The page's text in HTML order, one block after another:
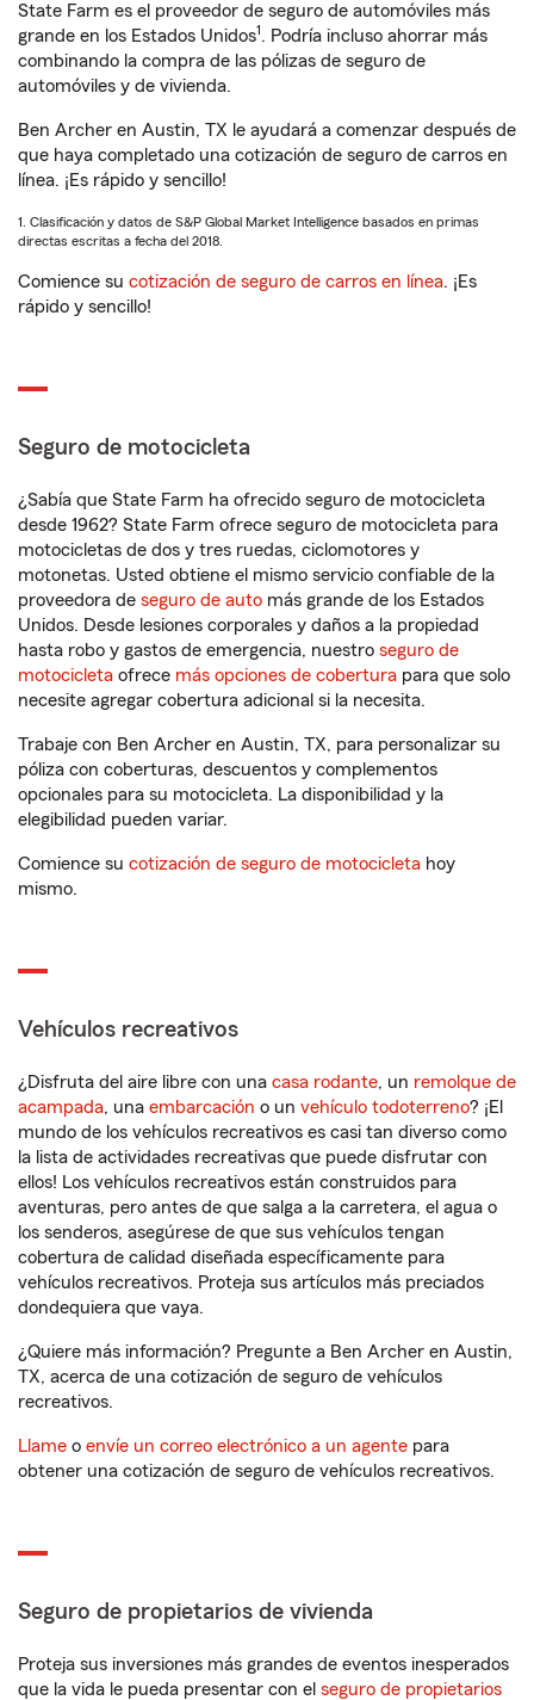
State Farm es el proveedor de seguro de automóviles más
grande en los Estados Unidos1. Podría incluso ahorrar más
combinando la compra de las pólizas de seguro de
automóviles y de vivienda.
Ben Archer en Austin, TX le ayudará a comenzar después de
que haya completado una cotización de seguro de carros en
línea. ¡Es rápido y sencillo!
1. Clasificación y datos de S&P Global Market Intelligence basados en primas
directas escritas a fecha del 2018.
Comience su cotización de seguro de carros en línea. ¡Es
rápido y sencillo!
Seguro de motocicleta
¿Sabía que State Farm ha ofrecido seguro de motocicleta
desde 1962? State Farm ofrece seguro de motocicleta para
motocicletas de dos y tres ruedas, ciclomotores y
motonetas. Usted obtiene el mismo servicio confiable de la
proveedora de seguro de auto más grande de los Estados
Unidos. Desde lesiones corporales y daños a la propiedad
hasta robo y gastos de emergencia, nuestro seguro de
motocicleta ofrece más opciones de cobertura para que solo
necesite agregar cobertura adicional si la necesita.
Trabaje con Ben Archer en Austin, TX, para personalizar su
póliza con coberturas, descuentos y complementos
opcionales para su motocicleta. La disponibilidad y la
elegibilidad pueden variar.
Comience su cotización de seguro de motocicleta hoy
mismo.
Vehículos recreativos
¿Disfruta del aire libre con una casa rodante, un remolque de
acampada, una embarcación o un vehículo todoterreno? ¡El
mundo de los vehículos recreativos es casi tan diverso como
la lista de actividades recreativas que puede disfrutar con
ellos! Los vehículos recreativos están construidos para
aventuras, pero antes de que salga a la carretera, el agua o
los senderos, asegúrese de que sus vehículos tengan
cobertura de calidad diseñada específicamente para
vehículos recreativos. Proteja sus artículos más preciados
dondequiera que vaya.
¿Quiere más información? Pregunte a Ben Archer en Austin,
TX, acerca de una cotización de seguro de vehículos
recreativos.
Llame o envíe un correo electrónico a un agente para
obtener una cotización de seguro de vehículos recreativos.
Seguro de propietarios de vivienda
Proteja sus inversiones más grandes de eventos inesperados
que la vida le pueda presentar con el seguro de propietarios